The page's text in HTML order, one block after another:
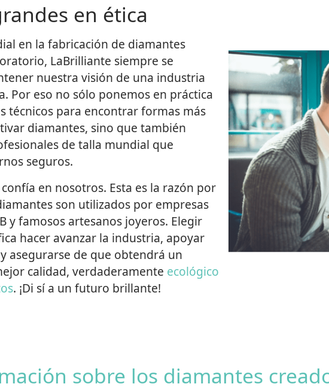
en ética
en la fabricación de diamantes
LaBrilliante siempre se
nuestra visión de una industria
Por eso no sólo ponemos en práctica
técnicos para encontrar formas más
diamantes, sino que también
de talla mundial que
seguros.
en nosotros. Esta es la razón por
son utilizados por empresas
y famosos artesanos joyeros. Elegir
hacer avanzar la industria, apoyar
asegurarse de que obtendrá un
calidad, verdaderamente ecológico
. ¡Di sí a un futuro brillante!
sobre los diamantes